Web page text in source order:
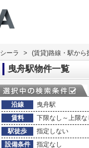
シーラ > (賃貸)路線・駅から
曳舟駅物件一覧
沿線
曳舟駅
賃料
下限なし～上限な
駅徒歩
指定しない
設備条件
指定なし